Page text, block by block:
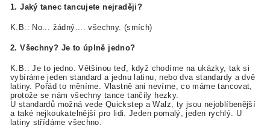
1. Jaký tanec tancujete nejraději?
K.B.: No... žádný.... všechny. (smích)
2. Všechny? Je to úplně jedno?
K.B.: Je to jedno. Většinou teď, když chodíme na ukázky, tak si
vybíráme jeden standard a jednu latinu, nebo dva standardy a dvě
latiny. Pořád to měníme. Vlastně ani nevíme, co máme tancovat,
protože se nám všechny tance tančily hezky.
U standardů možná vede Quickstep a Walz, ty jsou nejoblíbenější
a také nejkoukatelnější pro lidi. Jeden pomalý, jeden rychlý. U
latiny střídáme všechno.